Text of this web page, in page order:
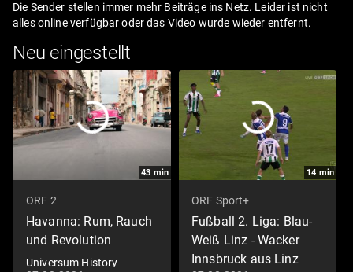
Die Sender stellen immer mehr Beiträge ins Netz. Leider ist nicht
alles online verfügbar oder das Video wurde wieder entfernt.
Neu eingestellt
43 min
ORF 2
Havanna: Rum, Rauch
und Revolution
Universum History
14 min
ORF Sport+
Fußball 2. Liga: Blau-
Weiß Linz - Wacker
Innsbruck aus Linz